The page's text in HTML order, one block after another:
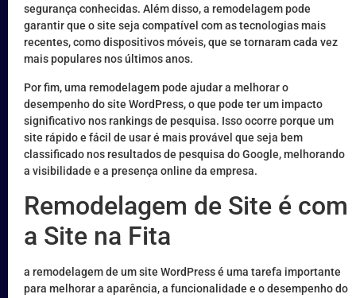
segurança conhecidas. Além disso, a remodelagem pode
garantir que o site seja compatível com as tecnologias mais
recentes, como dispositivos móveis, que se tornaram cada vez
mais populares nos últimos anos.
Por fim, uma remodelagem pode ajudar a melhorar o
desempenho do site WordPress, o que pode ter um impacto
significativo nos rankings de pesquisa. Isso ocorre porque um
site rápido e fácil de usar é mais provável que seja bem
classificado nos resultados de pesquisa do Google, melhorando
a visibilidade e a presença online da empresa.
Remodelagem de Site é com
a Site na Fita
a remodelagem de um site WordPress é uma tarefa importante
para melhorar a aparência, a funcionalidade e o desempenho do